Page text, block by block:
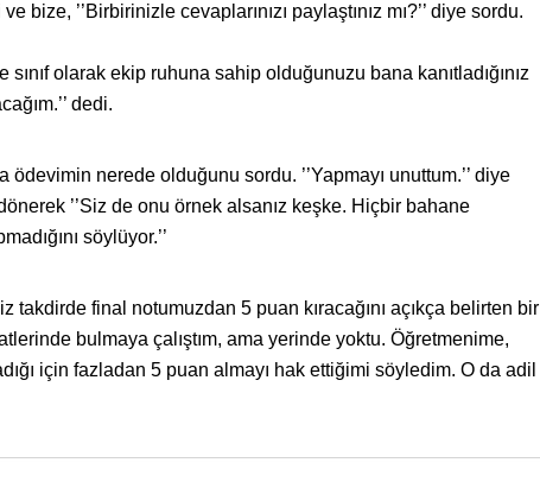
’’Birbirinizle cevaplarınızı paylaştınız mı?’’ diye sordu.
olarak ekip ruhuna sahip olduğunuzu bana kanıtladığınız
dedi.
nerede olduğunu sordu. ’’Yapmayı unuttum.’’ diye
’’Siz de onu örnek alsanız keşke. Hiçbir bahane
söylüyor.’’
takdirde final notumuzdan 5 puan kıracağını açıkça belirten bir
bulmaya çalıştım, ama yerinde yoktu. Öğretmenime,
için fazladan 5 puan almayı hak ettiğimi söyledim. O da adil